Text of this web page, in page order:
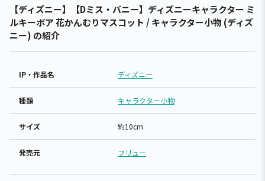
【ディズニー】【Dミス・バニー】ディズニーキャラクター ミ
ルキーボア 花かんむりマスコット / キャラクター小物 (ディズ
ニー) の紹介
IP・作品名 ディズニー
種類 キャラクター小物
サイズ 約10cm
発売元 フリュー